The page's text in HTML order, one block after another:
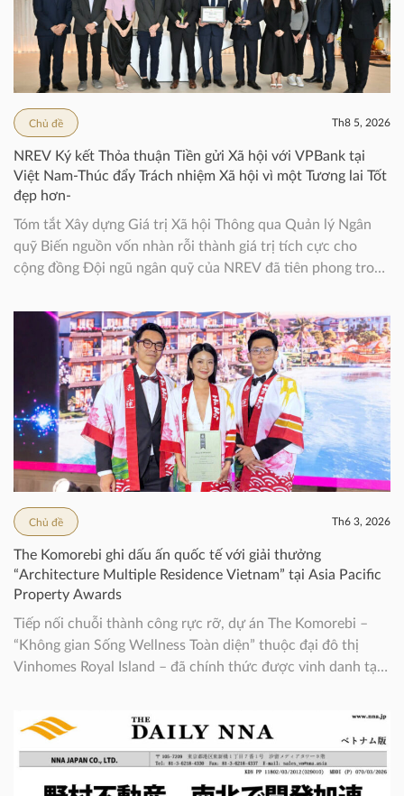
Chủ đề Th8 5, 2026
NREV Ký kết Thỏa thuận Tiền gửi Xã hội với VPBank tại
Việt Nam-Thúc đẩy Trách nhiệm Xã hội vì một Tương lai Tốt
đẹp hơn-
Tóm tắt Xây dựng Giá trị Xã hội Thông qua Quản lý Ngân
quỹ Biến nguồn vốn nhàn rỗi thành giá trị tích cực cho
cộng đồng Đội ngũ ngân quỹ của NREV đã tiên phong trong
vì để nguồn vốn nhàn rỗi […]
Chủ đề Th6 3, 2026
The Komorebi ghi dấu ấn quốc tế với giải thưởng
“Architecture Multiple Residence Vietnam” tại Asia Pacific
Property Awards
Tiếp nối chuỗi thành công rực rỡ, dự án The Komorebi –
“Không gian Sống Wellness Toàn diện” thuộc đại đô thị
Vinhomes Royal Island – đã chính thức được vinh danh tại
Residence. Thành tựu này […]